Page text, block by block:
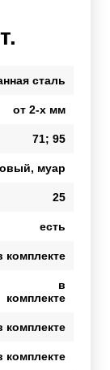
сталь
от 2-х мм
71; 95
муар
25
есть
комплекте
в
комплекте
комплекте
комплекте